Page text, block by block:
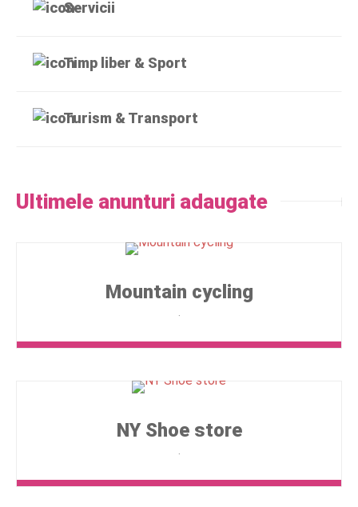
Servicii
Timp liber & Sport
Turism & Transport
Ultimele anunturi adaugate
Mountain cycling
NY Shoe store